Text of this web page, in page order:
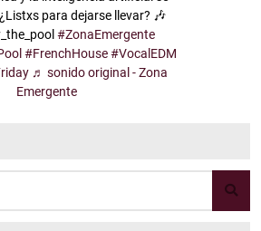
para dejarse llevar? 🎶
#ZonaEmergente
#FrenchHouse #VocalEDM
♬ sonido original - Zona
Emergente